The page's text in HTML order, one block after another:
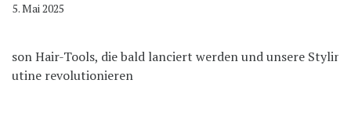
5. Mai 2025